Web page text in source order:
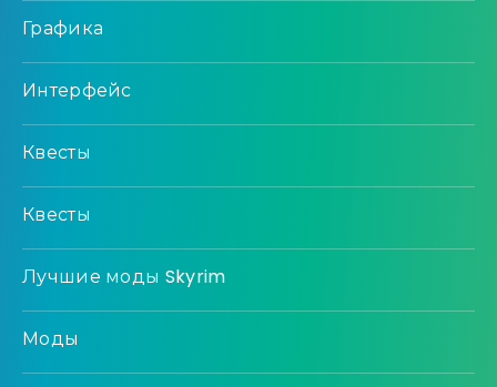
Графика
Интерфейс
Квесты
Квесты
Лучшие моды Skyrim
Моды